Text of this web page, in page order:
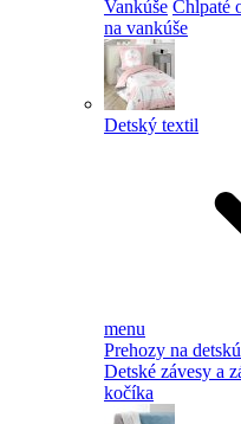
Vankúše Chlpaté
na vankúše
Detský textil
menu
Prehozy na
Detské závesy a
kočíka